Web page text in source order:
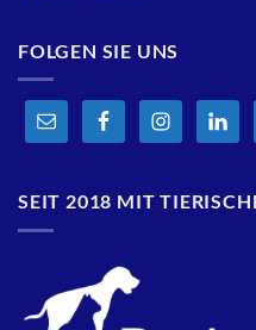
FOLGEN SIE UNS
SEIT 2018 MIT